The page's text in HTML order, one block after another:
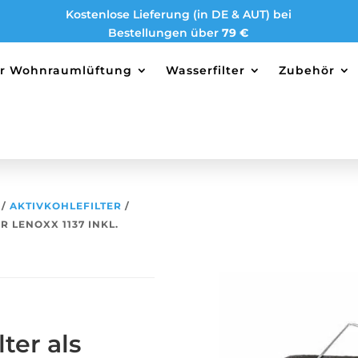
Kostenlose Lieferung (in DE & AUT) bei
Bestellungen über 79 €
Wohnraumlüftung Wasserfilter Zubehör
/AKTIVKOHLEFILTER /
LENOXX 1137 INKL.
als